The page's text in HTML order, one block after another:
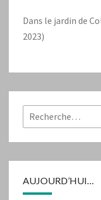
Dans le jardin de
2023)
Rechercher :
AUJOURD’HUI…